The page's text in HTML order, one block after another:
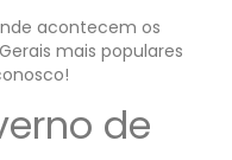
acontecem os
mais populares
de